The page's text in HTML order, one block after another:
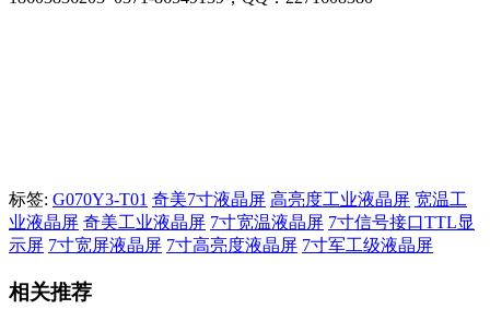
标签: G070Y3-T01 奇美7寸液晶屏 高亮度工业液晶屏 宽温工
业液晶屏 奇美工业液晶屏 7寸宽温液晶屏 7寸信号接口TTL显
示屏 7寸宽屏液晶屏 7寸高亮度液晶屏 7寸军工级液晶屏
相关推荐